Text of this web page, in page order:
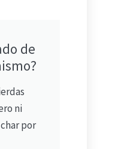
de
ni
por